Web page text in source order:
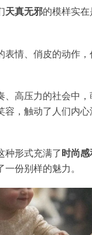
天真无邪的模样实
表情、俏皮的动作，
、高压力的社会中
容，触动了人们内心
种形式充满了 时尚
份别样的魅力。